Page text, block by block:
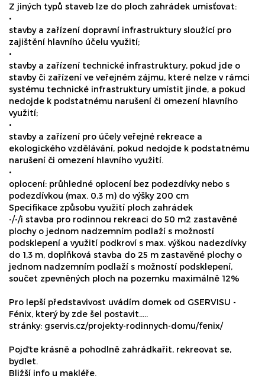
Z jiných typů staveb lze do ploch zahrádek umisťovat:
•
stavby a zařízení dopravní infrastruktury sloužící pro
zajištění hlavního účelu využití;
•
stavby a zařízení technické infrastruktury, pokud jde o
stavby či zařízení ve veřejném zájmu, které nelze v rámci
systému technické infrastruktury umístit jinde, a pokud
nedojde k podstatnému narušení či omezení hlavního
využití;
•
stavby a zařízení pro účely veřejné rekreace a
ekologického vzdělávání, pokud nedojde k podstatnému
narušení či omezení hlavního využití.
•
oplocení: průhledné oplocení bez podezdívky nebo s
podezdívkou (max. 0,3 m) do výšky 200 cm
Specifikace způsobu využití ploch zahrádek
-/-/i stavba pro rodinnou rekreaci do 50 m2 zastavěné
plochy o jednom nadzemním podlaží s možností
podsklepení a využití podkroví s max. výškou nadezdívky
do 1,3 m, doplňková stavba do 25 m zastavěné plochy o
jednom nadzemním podlaží s možností podsklepení,
součet zpevněných ploch na pozemku maximálně 12%
Pro lepší představivost uvádím domek od GSERVISU -
Fénix, který by zde šel postavit.....
stránky: gservis.cz/projekty-rodinnych-domu/fenix/
Pojďte krásně a pohodlně zahrádkařit, rekreovat se,
bydlet.
Bližší info u makléře.